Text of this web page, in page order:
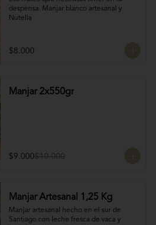
despensa. Manjar blanco artesanal y
Nutella
$8.000
Manjar 2x550gr
$9.000$10.000
Manjar Artesanal 1,25 Kg
Manjar artesanal hecho en el sur de
Santiago con leche fresca de vaca y